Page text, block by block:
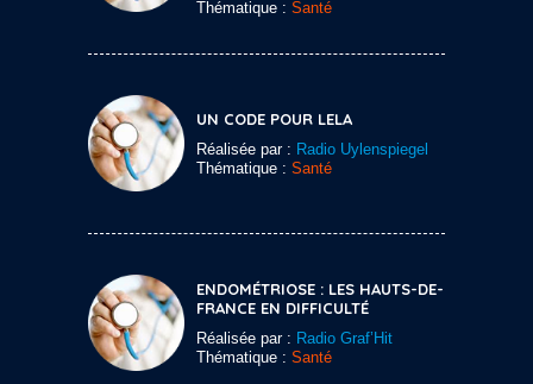
Thématique : Santé
UN CODE POUR LELA
Réalisée par : Radio Uylenspiegel
Thématique : Santé
ENDOMÉTRIOSE : LES HAUTS-DE-
FRANCE EN DIFFICULTÉ
Réalisée par : Radio Graf’Hit
Thématique : Santé